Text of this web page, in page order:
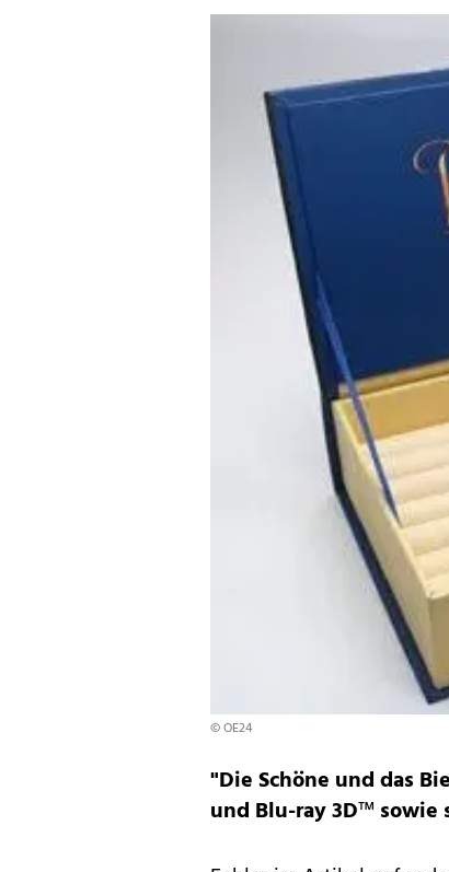
© OE24
"Die Schöne und das
und Blu-ray 3D™